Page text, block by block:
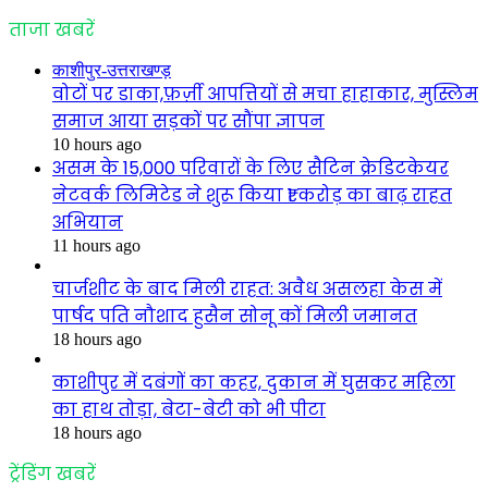
ताजा खबरें
काशीपुर-उत्तराखण्ड़
वोटों पर डाका,फ़र्ज़ी आपत्तियों से मचा हाहाकार, मुस्लिम
समाज आया सड़कों पर सौंपा ज्ञापन
10 hours ago
असम के 15,000 परिवारों के लिए सैटिन क्रेडिटकेयर
नेटवर्क लिमिटेड ने शुरू किया ₹1 करोड़ का बाढ़ राहत
अभियान
11 hours ago
चार्जशीट के बाद मिली राहत: अवैध असलहा केस में
पार्षद पति नौशाद हुसैन सोनू कों मिली जमानत
18 hours ago
काशीपुर में दबंगों का कहर, दुकान में घुसकर महिला
का हाथ तोड़ा, बेटा-बेटी को भी पीटा
18 hours ago
ट्रेंडिंग खबरें